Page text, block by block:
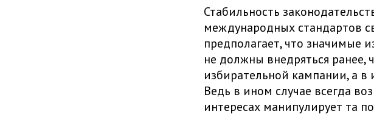
Стабильность
международных стандартов
предполагает, что значимые
не должны внедряться ранее,
избирательной кампании, а
Ведь в ином случае всегда
интересах манипулирует та